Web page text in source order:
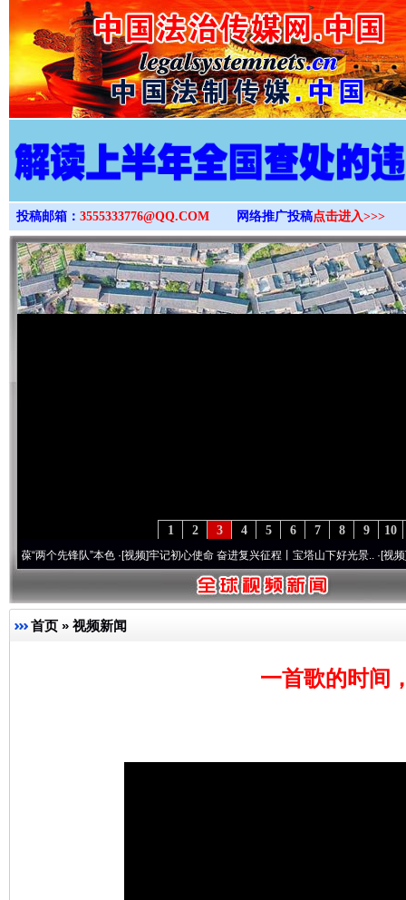
>
投稿邮箱： 3555333776@QQ.COM 网络推广投稿点击进入>>>
10
9
8
7
6
5
4
3
2
1
锋队”本色·[视频]牢记初心使命 奋进复兴征程丨宝塔山下好光景..·[视频]因党而生
首页 » 视频新闻
一首歌的时间